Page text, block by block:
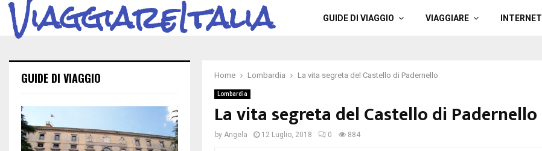
ViaggiareItalia GUIDE DI VIAGGIO VIAGGIARE INTERNET
Home Lombardia La vita segreta del Castello di Padernello
Lombardia
La vita segreta del Castello di Padernello
by Angela 12 Luglio, 2018 0 884
GUIDE DI VIAGGIO